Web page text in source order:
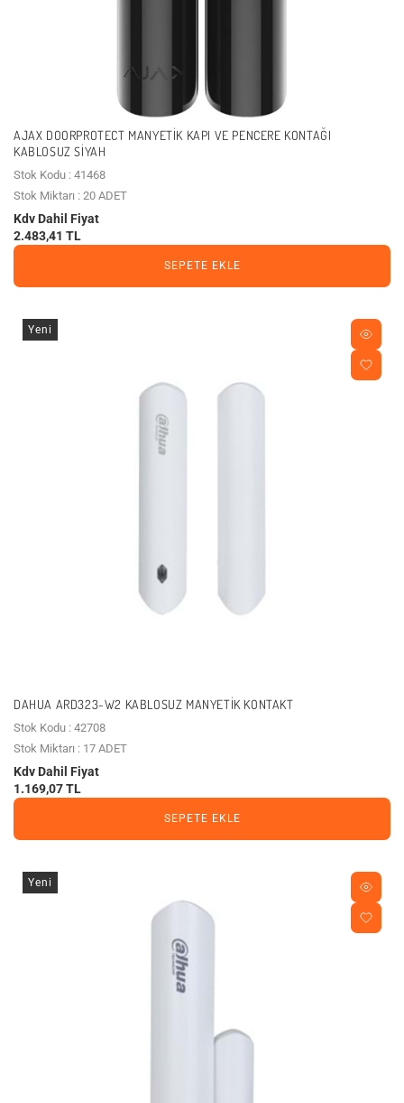
AJAX DOORPROTECT MANYETIK KAPI VE PENCERE KONTAĞI
KABLOSUZ SIYAH
Stok Kodu : 41468
Stok Miktarı : 20 ADET
Kdv Dahil Fiyat
2.483,41 TL
SEPETE EKLE
Yeni
DAHUA ARD323-W2 KABLOSUZ MANYETIK KONTAKT
Stok Kodu : 42708
Stok Miktarı : 17 ADET
Kdv Dahil Fiyat
1.169,07 TL
SEPETE EKLE
Yeni